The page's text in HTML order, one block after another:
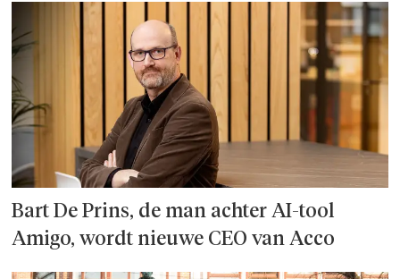
Bart De Prins, de man achter AI-tool
Amigo, wordt nieuwe CEO van Acco